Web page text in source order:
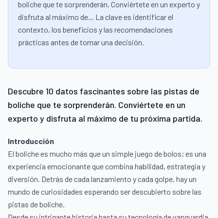
boliche que te sorprenderán. Conviértete en un experto y
disfruta al máximo de... La clave es identificar el
contexto, los beneficios y las recomendaciones
prácticas antes de tomar una decisión.
Descubre 10 datos fascinantes sobre las pistas de
boliche que te sorprenderán. Conviértete en un
experto y disfruta al máximo de tu próxima partida.
Introducción
El boliche es mucho más que un simple juego de bolos; es una
experiencia emocionante que combina habilidad, estrategia y
diversión. Detrás de cada lanzamiento y cada golpe, hay un
mundo de curiosidades esperando ser descubierto sobre las
pistas de boliche.